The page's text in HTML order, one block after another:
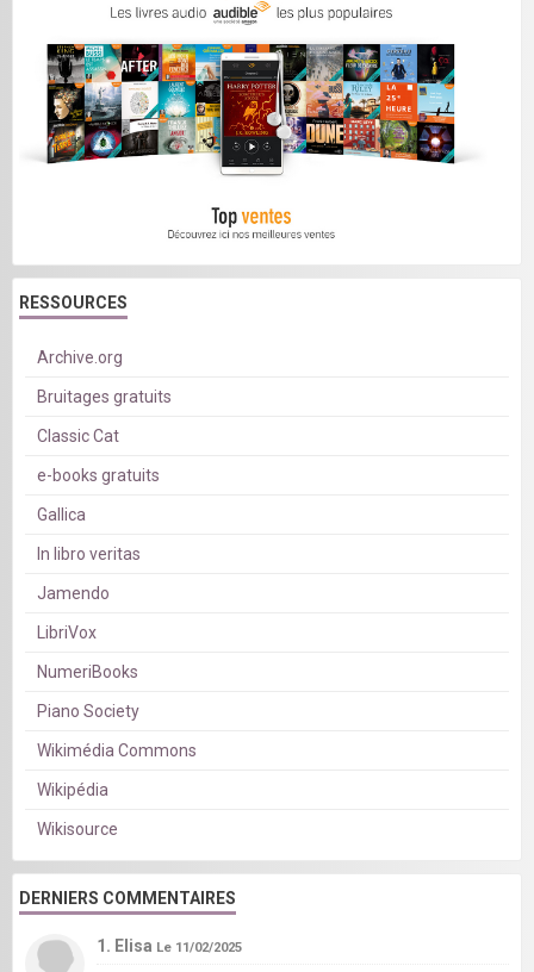
RESSOURCES
Archive.org
Bruitages gratuits
Classic Cat
e-books gratuits
Gallica
In libro veritas
Jamendo
LibriVox
NumeriBooks
Piano Society
Wikimédia Commons
Wikipédia
Wikisource
DERNIERS COMMENTAIRES
1. Elisa Le 11/02/2025